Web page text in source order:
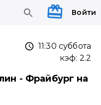
Войти
11:30 суббота
кэф: 2.2
- Фрайбург на